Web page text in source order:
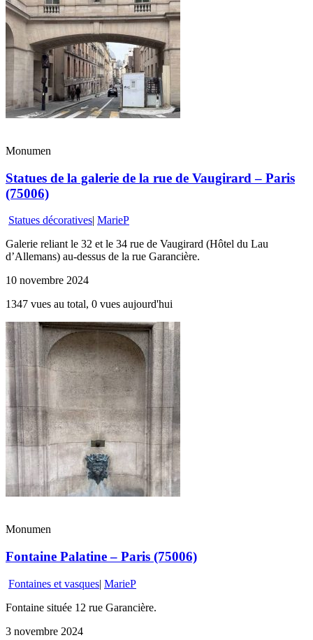
Monumen
Statues de la galerie de la rue de Vaugirard – Paris
(75006)
Statues décoratives| MarieP
Galerie reliant le 32 et le 34 rue de Vaugirard (Hôtel du Lau
d’Allemans) au-dessus de la rue Garancière.
10 novembre 2024
1347 vues au total, 0 vues aujourd'hui
Monumen
Fontaine Palatine – Paris (75006)
Fontaines et vasques| MarieP
Fontaine située 12 rue Garancière.
3 novembre 2024